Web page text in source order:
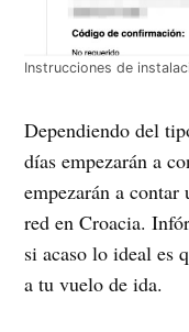
Instrucciones de
Dependiendo del
días empezarán a
empezarán a contar
red en Croacia.
si acaso lo ideal es
a tu vuelo de ida.